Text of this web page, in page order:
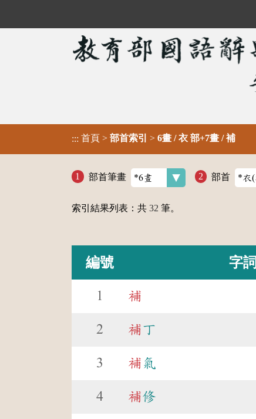
::: 首頁 > 部首索引 > 6畫 / 衣 部+7畫 / 補
部首筆畫 部首
索引結果列表：共 32 筆。
編號 字詞
1 補
2 補丁
3 補 氣
4 補修